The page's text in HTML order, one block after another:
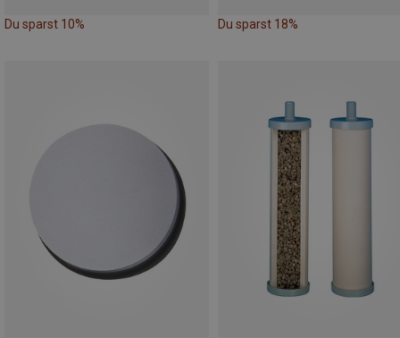
Du sparst 10% Du sparst 18%